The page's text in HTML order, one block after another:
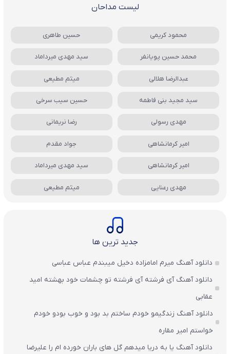
لیست مداحان
محمود کریمی حسین طاهری
محمد حسین پویانفر سید مهدی میرداماد
عبدالرضا هلالی میثم مطیعی
سید مجید بنی فاطمه حسین سیب سرخی
مهدی رسولی رضا نریمانی
امیر کرمانشاهی جواد مقدم
امیر کرمانشاهی سید مهدی میرداماد
مهدی رعنایی میثم مطیعی
جدید ترین ها
دانلود آهنگ میرم امامزاده دخیل میبندم عباس عباسی
دانلود آهنگ آی فرشته آی فرشته تو چشمات خود بهشته امید
عقابی
دانلود آهنگ زندگیمو خودم ساختم بد بود و خوب بودو خودم
خواستم امیر مقاره
دانلود آهنگ یا به دریا میدهم گل های باران‌ خورده ام را علیرضا